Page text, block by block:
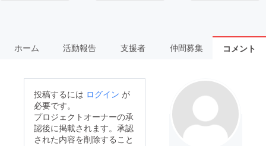
ホーム 活動報告 支援者 仲間募集 コメント
投稿するには ログイン が
必要です。
プロジェクトオーナーの承
認後に掲載されます。承認
された内容を削除すること